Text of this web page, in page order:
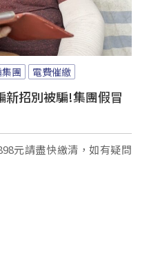
團 電費催繳
新招別被騙!集團假冒
元請盡快繳清，如有疑問